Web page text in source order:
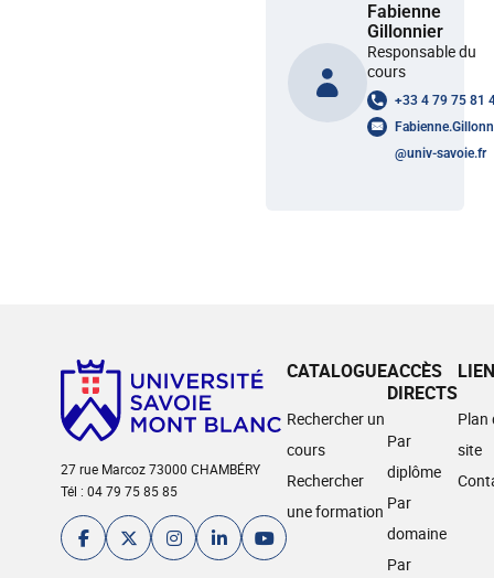
Fabienne
Gillonnier
Responsable du
cours
+33 4 79 75 81
@univ-savoie.fr
27 rue Marcoz 73000 CHAMBÉRY
Tél : 04 79 75 85 85
CATALOGUE
Rechercher un
cours
Rechercher
une formation
ACCÈS
DIRECTS
Par
diplôme
Par
domaine
Par
Plan
site